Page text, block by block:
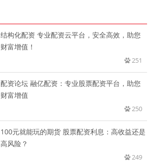
结构化配资 专业配资云平台，安全高效，助您
财富增值！
251
配资论坛 融亿配资：专业股票配资平台，助您
财富增值
250
100元就能玩的期货 股票配资利息：高收益还是
高风险？
249